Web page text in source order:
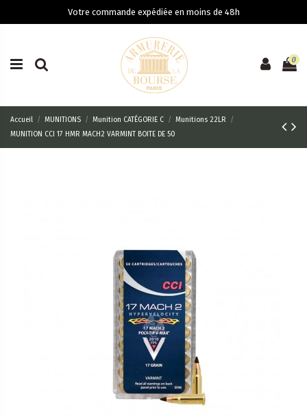
Votre commande expédiée en moins de 48h
0
Accueil MUNITIONS Munition CATÉGORIE C
Munitions 22LR
MUNITION CCI 17 HMR MACH2 VARMINT BOITE DE 50